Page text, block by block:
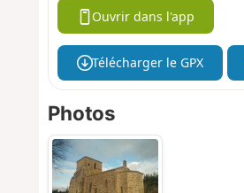
Ouvrir dans l'app
Télécharger le GPX
Photos